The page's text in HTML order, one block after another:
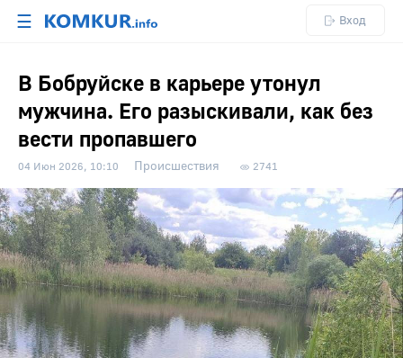
☰ Вход
В Бобруйске в карьере утонул
мужчина. Его разыскивали, как без
вести пропавшего
04 Июн 2026, 10:10 Происшествия 2741